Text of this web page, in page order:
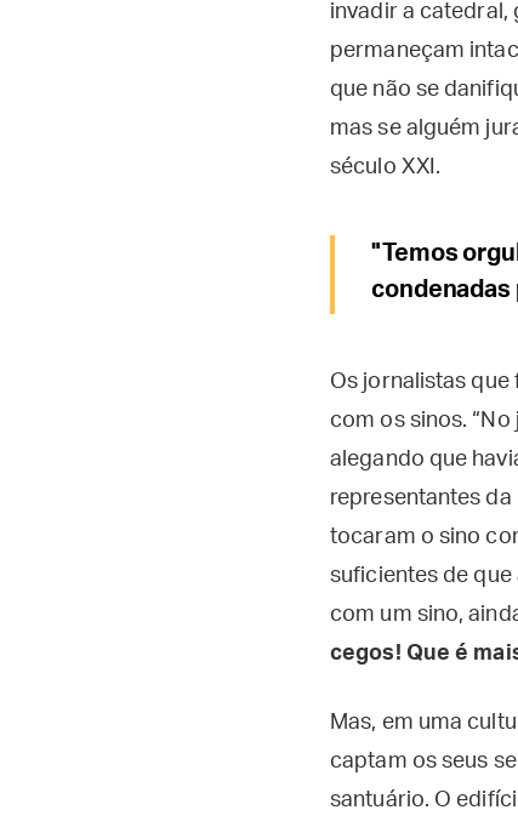
invadir a catedral,
permaneçam
que não se
mas se alguém
século XXI.
"Temos
condenadas
Os jornalistas
com os sinos.
alegando que
representantes da
tocaram o sino
suficientes de que
com um sino,
cegos! Que é
Mas, em uma
captam os seus
santuário. O